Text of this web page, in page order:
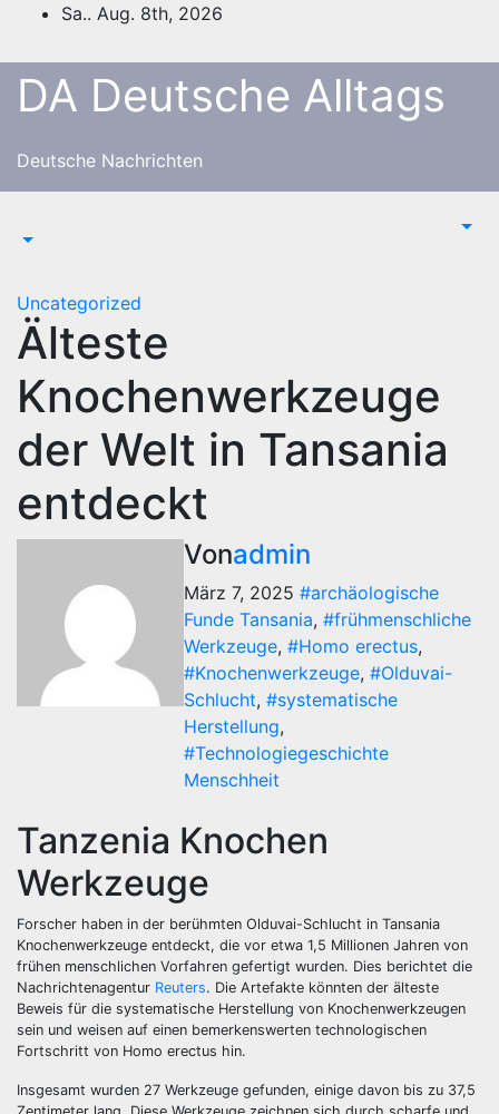
springen
Sa.. Aug. 8th, 2026
DA Deutsche Alltags
Deutsche Nachrichten
Uncategorized
Älteste
Knochenwerkzeuge
der Welt in Tansania
entdeckt
Vonadmin
März 7, 2025 #archäologische
Funde Tansania, #frühmenschliche
Werkzeuge, #Homo erectus,
#Knochenwerkzeuge, #Olduvai-
Schlucht, #systematische
Herstellung,
#Technologiegeschichte
Menschheit
Tanzenia Knochen
Werkzeuge
Forscher haben in der berühmten Olduvai-Schlucht in Tansania
Knochenwerkzeuge entdeckt, die vor etwa 1,5 Millionen Jahren von
frühen menschlichen Vorfahren gefertigt wurden. Dies berichtet die
Nachrichtenagentur Reuters. Die Artefakte könnten der älteste
Beweis für die systematische Herstellung von Knochenwerkzeugen
sein und weisen auf einen bemerkenswerten technologischen
Fortschritt von Homo erectus hin.
Insgesamt wurden 27 Werkzeuge gefunden, einige davon bis zu 37,5